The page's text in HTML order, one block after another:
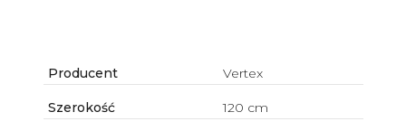
Producent Vertex
Szerokość 120 cm